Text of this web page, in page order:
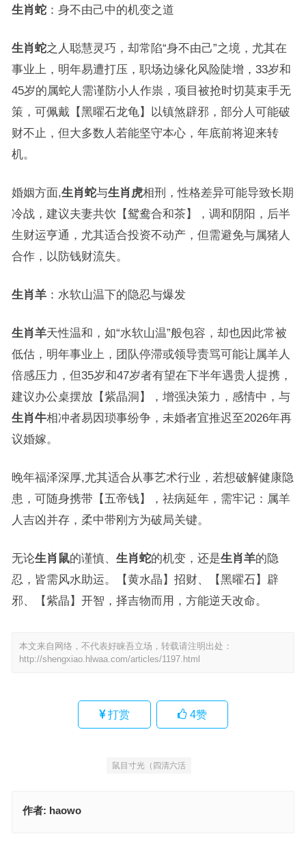
生肖蛇：身不由己中的机变之道
生肖蛇之人聪慧灵巧，却常陷“身不由己”之境，尤其在
事业上，明年易遭打压，职场边缘化风险陡增，33岁和
45岁的属蛇人需谨防小人作祟，项目被抢时切莫束手无
策，可佩戴【黑曜石龙龟】以镇煞辟邪，部分人可能破
财不止，但大多数人若能坚守本心，年底前将迎来转
机。
婚姻方面,生肖蛇与生肖虎相刑，性格差异可能导致长期
冷战，建议夫妻共饮【鸳鸯合和茶】，调和阴阳，后半
生财运亨通，尤其适合投资不动产，但需避免与属猪人
合作，以防钱财流失。
生肖羊：水软山温下的隐忍与爆发
生肖羊天性温和，如“水软山温”般包容，却也因此常被
低估，明年事业上，团队停滞或领导责骂可能让属羊人
倍感压力，但35岁和47岁者有望在下半年遇贵人提携，
建议办公桌摆放【紫晶洞】，增强决策力，感情中，与
生肖牛相冲者易因琐事纷争，未婚者宜推迟至2026年再
议婚嫁。
晚年福泽深厚,尤其适合从事艺术行业，若想破解健康隐
患，可随身携带【五帝钱】，祛病延年，需牢记：属羊
人吉凶并存，柔中带刚方为破局关键。
无论生肖鼠的谨慎、 生肖蛇的机变，还是生肖羊的隐
忍，皆需风水助运。【黄水晶】招财、【黑曜石】辟
邪、【紫晶】开智，择吉物而用，方能逆天改命。
本文来自网络，不代表好睐吾立场，转载请注明出处：
http://shengxiao.hlwaa.com/articles/1197.html
打赏 4赞
鼠目寸光（四清六活
作者: haowo